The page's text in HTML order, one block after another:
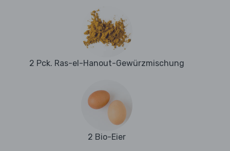
2 Pck. Ras-el-Hanout-Gewürzmischung
2 Bio-Eier